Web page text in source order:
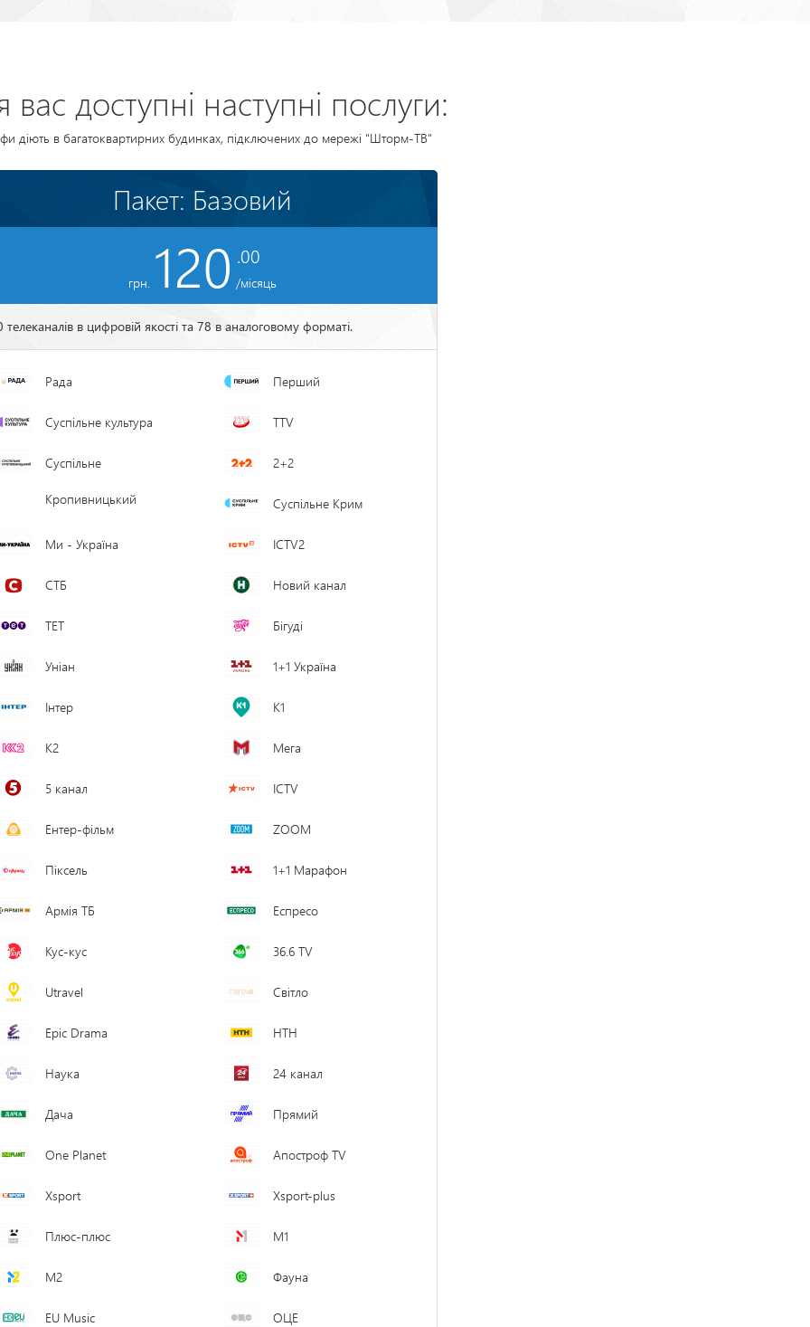
вас доступні наступні послуги:
діють в багатоквартирних будинках, підключених до мережі "Шторм-ТВ"
Пакет: Базовий
грн. 120 /місяць
телеканалів в цифровій якості та 78 в аналоговому форматі.
Рада Перший
Суспільне культура TTV
Суспільне
Кропивницький
2+2
Суспільне Крим
Ми - Україна ICTV2
СТБ Новий канал
ТЕТ Бігуді
Уніан 1+1 Україна
Інтер К1
К2 Мега
5 канал ICTV
Ентер-фільм ZOOM
Піксель 1+1 Марафон
Армія ТБ Еспресо
Кус-кус 36.6 TV
Utravel Світло
Epic Drama НТН
Наука 24 канал
Дача Прямий
One Planet Апостроф TV
Xsport Xsport-plus
Плюс-плюс M1
M2 Фауна
EU Music ОЦЕ